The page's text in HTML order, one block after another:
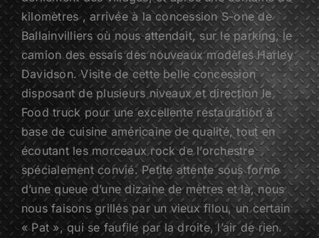
kilomètres , arrivée à la concession S-one de
Ballainvilliers où nous attendait, sur le parking, le
camion des essais des nouveaux modèles Harley
Davidson. Visite de cette belle concession
disposant de plusieurs niveaux et direction le
Food truck pour une excellente restauration à
base de cuisine américaine de qualité, tout en
écoutant les morceaux rock de l’orchestre
spécialement convié. Petite attente sous forme
d’une queue d’une dizaine de mètres et là, nous
nous faisons grillés par un vieux filou, un certain
« Pat », qui se faufile par la droite, l’air de rien.